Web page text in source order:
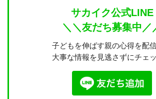
サカイク公式LINE
＼＼友だち募集中／
子どもを伸ばす親の心得を配信
大事な情報を見逃さずにチェ